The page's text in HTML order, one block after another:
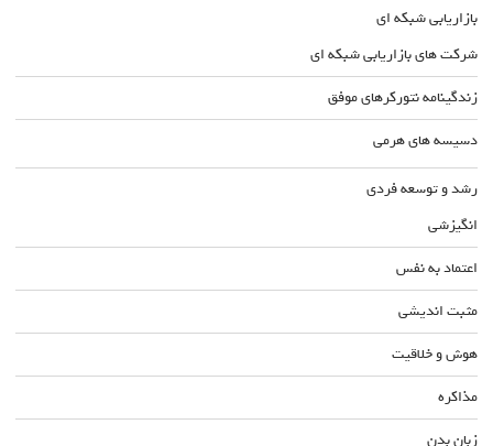
بازاریابی شبکه ای
شرکت های بازاریابی شبکه ای
زندگینامه نتورکرهای موفق
دسیسه های هرمی
رشد و توسعه فردی
انگیزشی
اعتماد به نفس
مثبت اندیشی
هوش و خلاقیت
مذاکره
زبان بدن